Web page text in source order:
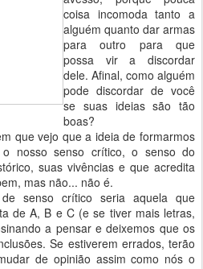
coisa incomoda tanto a
alguém quanto dar armas
para outro para que
possa vir a discordar
dele. Afinal, como alguém
pode discordar de você
se suas ideias são tão
boas?
que vejo que a ideia de formarmos
nosso senso crítico, o senso do
suas vivências e que acredita
mas não... não é.
senso crítico seria aquela que
de A, B e C (e se tiver mais letras,
a pensar e deixemos que os
Se estiverem errados, terão
de opinião assim como nós o